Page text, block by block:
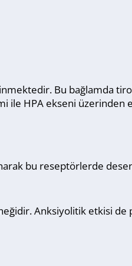
Bu bağlamda
ile HPA ekseni üzerinden
bu reseptörlerde
Anksiyolitik etkisi de